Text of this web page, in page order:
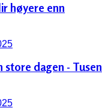
høyere enn
store dagen - Tusen